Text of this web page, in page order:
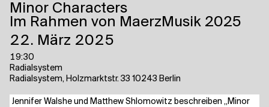
Minor Cha­rac­ters
Im Rahmen von MaerzMusik 2025
22. März 2025
19:30
Radialsystem
Radialsystem, Holzmarktstr. 33 10243 Berlin
Jen­ni­fer Wals­he und Matthew Shlo­mo­witz beschrei­ben „Minor